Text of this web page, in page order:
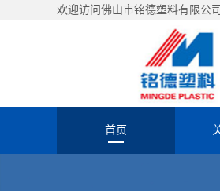
欢迎访问佛山市铭德塑料有限公
首页